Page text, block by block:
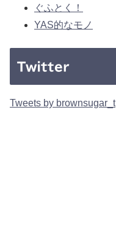
ぐふとく！
YAS的なモノ
Twitter
Tweets by brownsugar_t